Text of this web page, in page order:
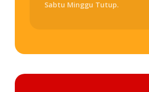
Sabtu Minggu Tutup.